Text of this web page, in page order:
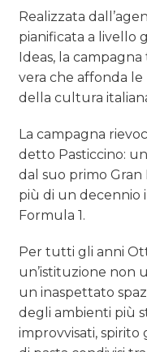
Realizzata
pianificata a livello
Ideas, la
vera che affonda le
della cultura
La campagna
detto Pasticcino:
dal suo primo Gran
più di un decennio
Formula 1.
Per tutti gli anni
un’istituzione non
un inaspettato
degli ambienti più
improvvisati,